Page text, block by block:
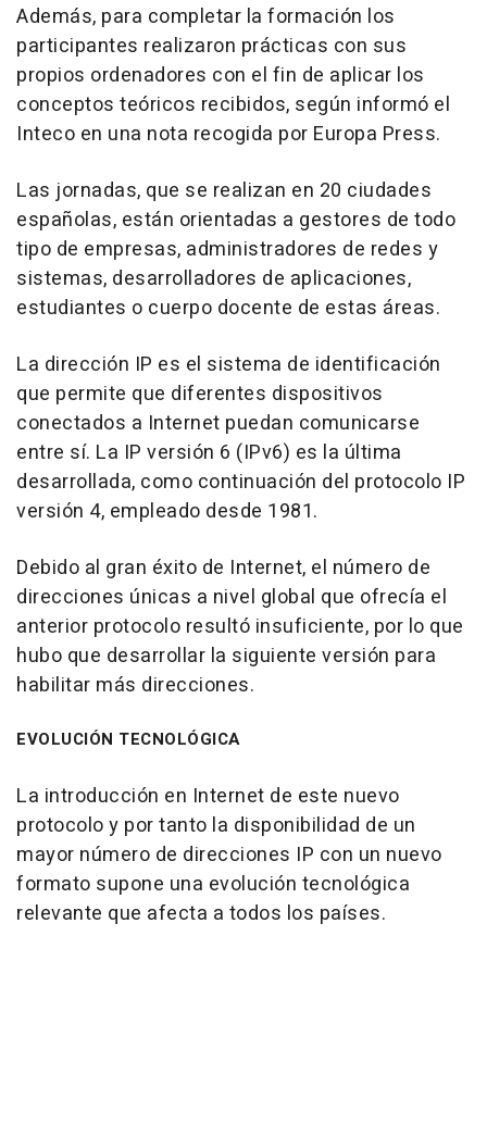
Además, para completar la formación los
participantes realizaron prácticas con sus
propios ordenadores con el fin de aplicar los
conceptos teóricos recibidos, según informó el
Inteco en una nota recogida por Europa Press.
Las jornadas, que se realizan en 20 ciudades
españolas, están orientadas a gestores de todo
tipo de empresas, administradores de redes y
sistemas, desarrolladores de aplicaciones,
estudiantes o cuerpo docente de estas áreas.
La dirección IP es el sistema de identificación
que permite que diferentes dispositivos
conectados a Internet puedan comunicarse
entre sí. La IP versión 6 (IPv6) es la última
desarrollada, como continuación del protocolo IP
versión 4, empleado desde 1981.
Debido al gran éxito de Internet, el número de
direcciones únicas a nivel global que ofrecía el
anterior protocolo resultó insuficiente, por lo que
hubo que desarrollar la siguiente versión para
habilitar más direcciones.
EVOLUCIÓN TECNOLÓGICA
La introducción en Internet de este nuevo
protocolo y por tanto la disponibilidad de un
mayor número de direcciones IP con un nuevo
formato supone una evolución tecnológica
relevante que afecta a todos los países.